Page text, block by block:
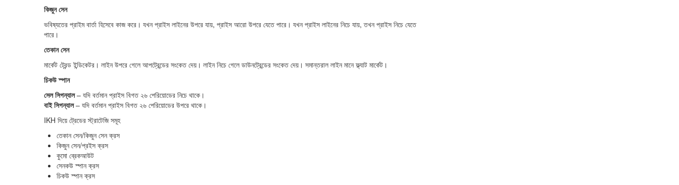
কিজুন সেন
ভবিষ্যতের প্রাইম বার্তা হিসেবে কাজ করে। যখন প্রাইস লাইনের উপরে যায়, প্রাইস আরো উপরে যেতে পারে। যখন প্রাইস লাইনের নিচে যায়, তখন প্রাইস নিচে যেতে
পারে।
তেকান সেন
মার্কেট ট্রেন্ড ইন্ডিকেটর। লাইন উপরে গেলে আপট্রেন্ডের সংকেত দেয়। লাইন নিচে গেলে ডাউনট্রেন্ডের সংকেত দেয়। সমান্তরাল লাইন মানে ফ্ল্যাট মার্কেট।
চিকউ স্পান
সেল সিগন্যাল– যদি বর্তমান প্রাইস বিগত ২৬ পেরিয়োডের নিচে থাকে।
বাই সিগন্যাল– যদি বর্তমান প্রাইস বিগত ২৬ পেরিয়োডের উপরে থাকে।
IKH দিয়ে ট্রেডের স্ট্রাটেজি সমূহ
তেকান সেন/কিজুন সেন ক্রস
কিজুন সেন/প্রইস ক্রস
কুমো ব্রেকআউট
সেনকউ স্পান ক্রস
চিকউ স্পান ক্রস